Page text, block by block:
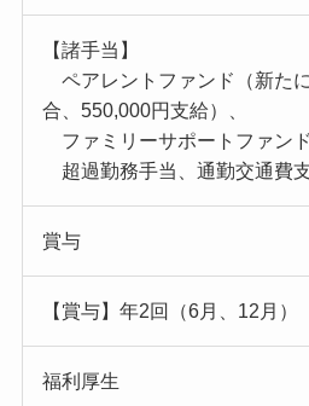
【諸手当】
ペアレントファンド（新た
合、550,000円支給）、
ファミリーサポートファンド
超過勤務手当、通勤交通費
賞与
【賞与】年2回（6月、12月）
福利厚生